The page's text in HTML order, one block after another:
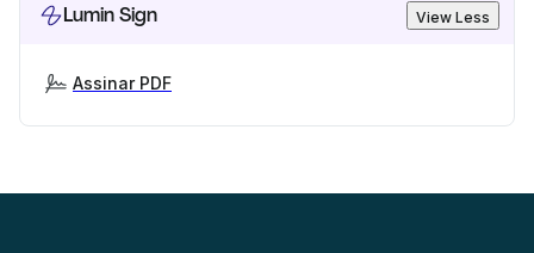
Lumin Sign View Less
Assinar PDF